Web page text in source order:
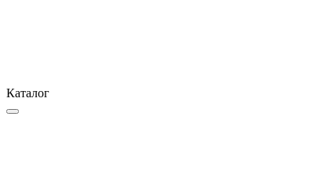
Каталог